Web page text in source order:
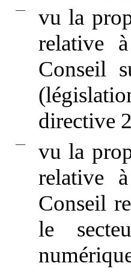
—
vu la
relative
Conseil
directive
—
vu la
relative
Conseil
le